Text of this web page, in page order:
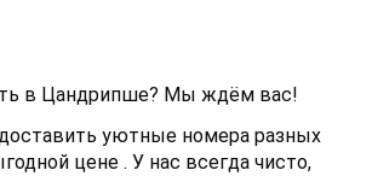
в Цандрипше? Мы ждём вас!
уютные номера разных
цене . У нас всегда чисто,